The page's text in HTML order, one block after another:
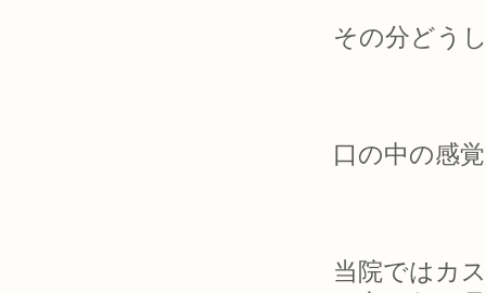
その分どう
口の中の感
当院ではカ